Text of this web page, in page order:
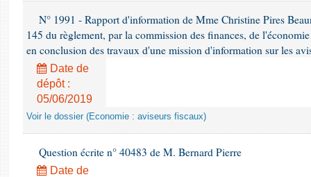
N° 1991 - Rapport d'information de Mme Christine Pires
145 du règlement, par la commission des finances, de
en conclusion des travaux d'une mission d'information sur les
Date de
dépôt :
05/06/2019
Voir le dossier (Economie : aviseurs fiscaux)
Question écrite n° 40483 de M. Bernard Pierre
Date de